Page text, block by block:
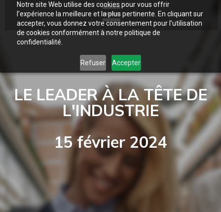
Notre site Web utilise des cookies pour vous offrir
l’expérience la meilleure et la plus pertinente. En cliquant sur
accepter, vous donnez votre consentement pour l’utilisation
de cookies conformément à notre politique de
confidentialité.
Refuser Accepter
LE LEADER À LA TÊTE DE
L'INDUSTRIE
15 février 2024